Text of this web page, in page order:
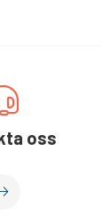
oss